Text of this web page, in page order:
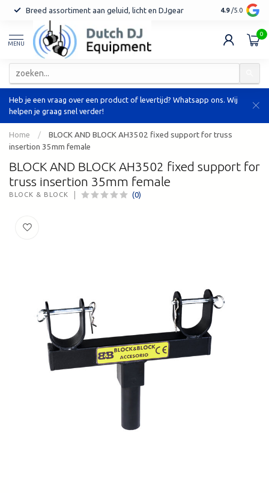
Breed assortiment aan geluid, licht en DJgear Tot 7 jaar
4.9 /5.0
MENU
0
Heb je een vraag over een product of levertijd? Whatsapp ons. Wij
helpen je graag snel verder!
Home /
BLOCK AND BLOCK AH3502 fixed support for truss
insertion 35mm female
BLOCK AND BLOCK AH3502 fixed support for
truss insertion 35mm female
BLOCK & BLOCK (0)